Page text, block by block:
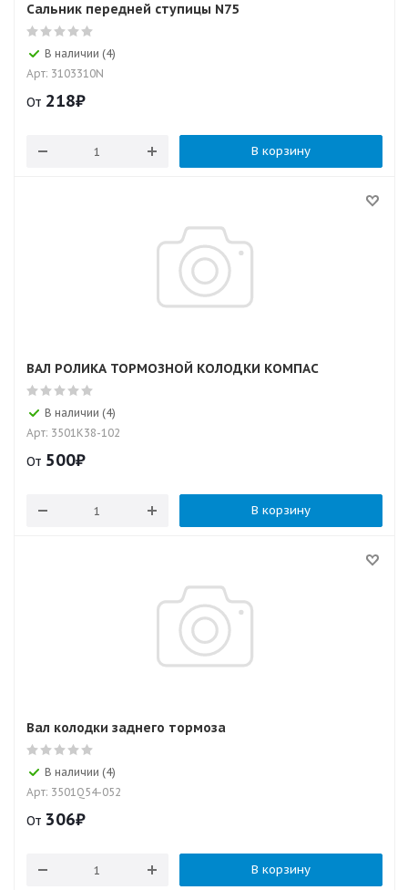
Сальник передней ступицы N75
В наличии (4)
Арт: 3103310N
От 218₽
В корзину
ВАЛ РОЛИКА ТОРМОЗНОЙ КОЛОДКИ КОМПАС
В наличии (4)
Арт: 3501K38-102
От 500₽
В корзину
Вал колодки заднего тормоза
В наличии (4)
Арт: 3501Q54-052
От 306₽
В корзину